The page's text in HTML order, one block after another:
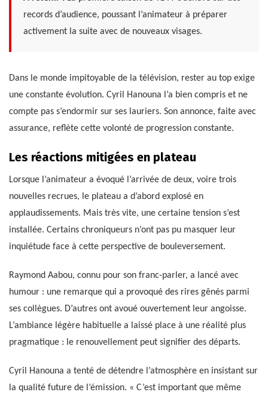
records d’audience, poussant l’animateur à préparer
activement la suite avec de nouveaux visages.
Dans le monde impitoyable de la télévision, rester au top exige
une constante évolution. Cyril Hanouna l’a bien compris et ne
compte pas s’endormir sur ses lauriers. Son annonce, faite avec
assurance, reflète cette volonté de progression constante.
Les réactions mitigées en plateau
Lorsque l’animateur a évoqué l’arrivée de deux, voire trois
nouvelles recrues, le plateau a d’abord explosé en
applaudissements. Mais très vite, une certaine tension s’est
installée. Certains chroniqueurs n’ont pas pu masquer leur
inquiétude face à cette perspective de bouleversement.
Raymond Aabou, connu pour son franc-parler, a lancé avec
humour : une remarque qui a provoqué des rires gênés parmi
ses collègues. D’autres ont avoué ouvertement leur angoisse.
L’ambiance légère habituelle a laissé place à une réalité plus
pragmatique : le renouvellement peut signifier des départs.
Cyril Hanouna a tenté de détendre l’atmosphère en insistant sur
la qualité future de l’émission. « C’est important que même